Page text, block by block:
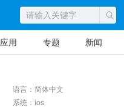
应用 专题 新闻
语言：简体中文
系统：ios